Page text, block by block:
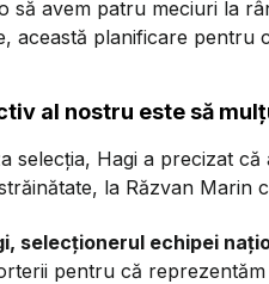
să avem patru meciuri la
această planificare pentru
al nostru este să
selecția, Hagi a precizat
la Răzvan Marin
selecționerul echipei
pentru că